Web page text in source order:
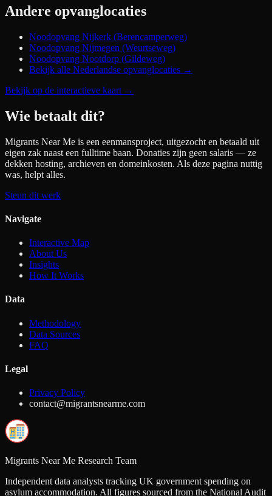
Andere opvanglocaties
Noodopvang Nijkerk (Berencamperweg)
Noodopvang Nijmegen (Weurtseweg)
Noodopvang Nootdorp (Gildeweg)
Bekijk alle Nederlandse opvanglocaties →
Bekijk op de interactieve kaart →
Wie betaalt dit?
Migrants Near Me is een eenmansproject, uitgezocht en betaald uit
eigen zak naast een fulltime baan. Donaties zijn geen salaris — ze
dekken hosting, archieven en domeinkosten. Als deze pagina nuttig
was, helpt alles.
Steun dit werk
Navigate
Interactive Map
About Us
Insights
How It Works
Data
Methodology
Data Sources
FAQ
Legal
Privacy Policy
contact@migrantsnearme.com
Migrants Near Me Research Team
Independent data analysts tracking UK government spending on
asylum accommodation. All figures sourced from the National Audit